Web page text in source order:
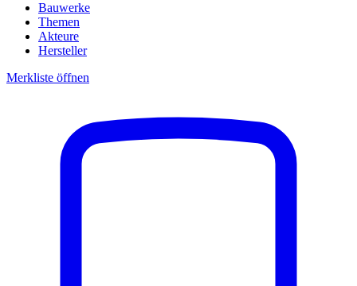
Bauwerke
Themen
Akteure
Hersteller
Merkliste öffnen